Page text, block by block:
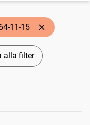
11-15
alla filter